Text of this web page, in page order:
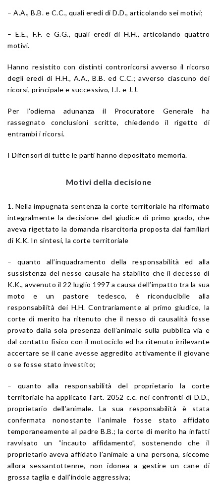
– A.A., B.B. e C.C., quali eredi di D.D., articolando sei motivi;
– E.E., F.F. e G.G., quali eredi di H.H., articolando quattro
motivi.
Hanno resistito con distinti controricorsi avverso il ricorso
degli eredi di H.H., A.A., B.B. ed C.C.; avverso ciascuno dei
ricorsi, principale e successivo, I.I. e J.J.
Per l’odierna adunanza il Procuratore Generale ha
rassegnato conclusioni scritte, chiedendo il rigetto di
entrambi i ricorsi.
I Difensori di tutte le parti hanno depositato memoria.
Motivi della decisione
1. Nella impugnata sentenza la corte territoriale ha riformato
integralmente la decisione del giudice di primo grado, che
aveva rigettato la domanda risarcitoria proposta dai familiari
di K.K. In sintesi, la corte territoriale
– quanto all’inquadramento della responsabilità ed alla
sussistenza del nesso causale ha stabilito che il decesso di
K.K., avvenuto il 22 luglio 1997 a causa dell’impatto tra la sua
moto e un pastore tedesco, è riconducibile alla
responsabilità dei H.H. Contrariamente al primo giudice, la
corte di merito ha ritenuto che il nesso di causalità fosse
provato dalla sola presenza dell’animale sulla pubblica via e
dal contatto fisico con il motociclo ed ha ritenuto irrilevante
accertare se il cane avesse aggredito attivamente il giovane
o se fosse stato investito;
– quanto alla responsabilità del proprietario la corte
territoriale ha applicato l’art. 2052 c.c. nei confronti di D.D.,
proprietario dell’animale. La sua responsabilità è stata
confermata nonostante l’animale fosse stato affidato
temporaneamente al padre B.B.; la corte di merito ha infatti
ravvisato un “incauto affidamento”, sostenendo che il
proprietario aveva affidato l’animale a una persona, siccome
allora sessantottenne, non idonea a gestire un cane di
grossa taglia e dall’indole aggressiva;